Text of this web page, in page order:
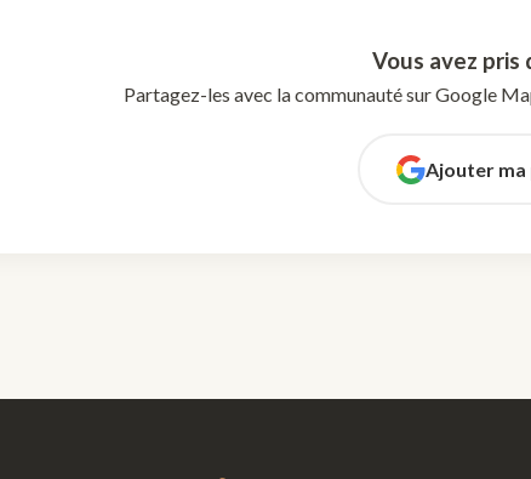
Vous avez pris
Partagez-les avec la communauté sur Google
Ajouter ma